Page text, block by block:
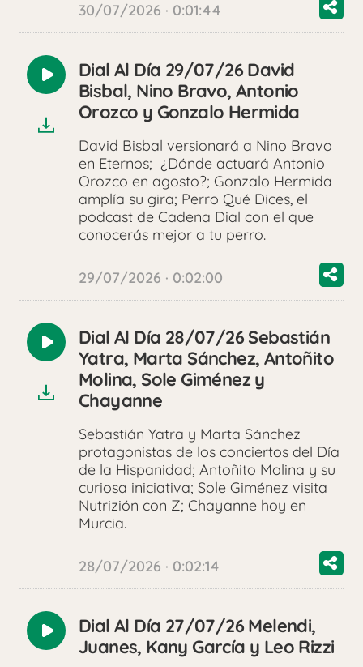
30/07/2026 · 0:01:44
Reproducir
audio
Dial Al Día 29/07/26 David
Bisbal, Nino Bravo, Antonio
Orozco y Gonzalo Hermida
David Bisbal versionará a Nino Bravo
en Eternos; ¿Dónde actuará Antonio
Orozco en agosto?; Gonzalo Hermida
amplía su gira; Perro Qué Dices, el
podcast de Cadena Dial con el que
conocerás mejor a tu perro.
29/07/2026 · 0:02:00
Reproducir
audio
Dial Al Día 28/07/26 Sebastián
Yatra, Marta Sánchez, Antoñito
Molina, Sole Giménez y
Chayanne
Sebastián Yatra y Marta Sánchez
protagonistas de los conciertos del Día
de la Hispanidad; Antoñito Molina y su
curiosa iniciativa; Sole Giménez visita
Nutrizión con Z; Chayanne hoy en
Murcia.
28/07/2026 · 0:02:14
Reproducir
audio
Dial Al Día 27/07/26 Melendi,
Juanes, Kany García y Leo Rizzi